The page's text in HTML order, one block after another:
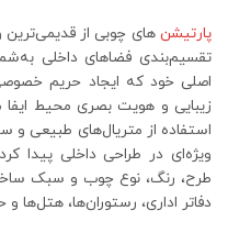
پارتیشن‌ های چوبی از قدیمی‌ترین
تقسیم‌بندی فضاهای داخلی
اصلی خود که ایجاد حریم
زیبایی و هویت بصری محیط ایفا
استفاده از متریال‌های طبیعی و
ویژه‌ای در طراحی داخلی پیدا
طرح، رنگ، نوع چوب و سبک
دفاتر اداری، رستوران‌ها، هتل‌ها